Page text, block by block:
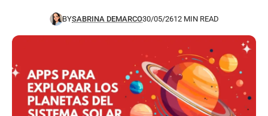
BYSABRINA DEMARCO30/05/2612 MIN READ